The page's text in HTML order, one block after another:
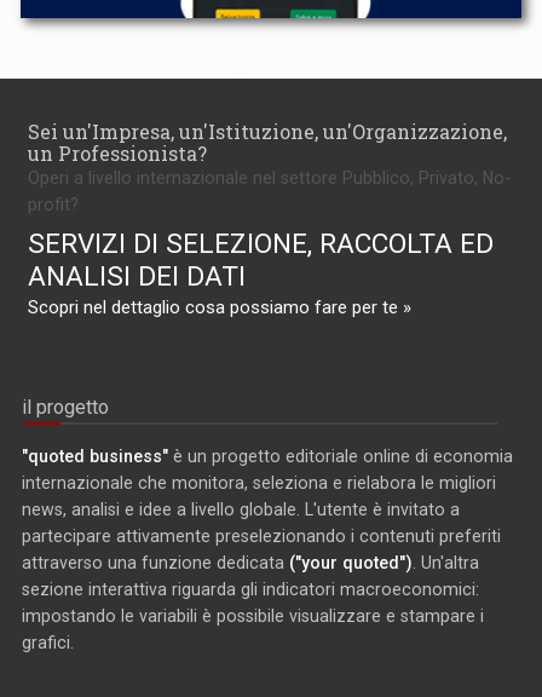
Sei un'Impresa, un'Istituzione, un'Organizzazione,
un Professionista?
Operi a livello internazionale nel settore Pubblico, Privato, No-
profit?
SERVIZI DI SELEZIONE, RACCOLTA ED
ANALISI DEI DATI
Scopri nel dettaglio cosa possiamo fare per te »
il progetto
"quoted business" è un progetto editoriale online di economia
internazionale che monitora, seleziona e rielabora le migliori
news, analisi e idee a livello globale. L'utente è invitato a
partecipare attivamente preselezionando i contenuti preferiti
attraverso una funzione dedicata ("your quoted"). Un'altra
sezione interattiva riguarda gli indicatori macroeconomici:
impostando le variabili è possibile visualizzare e stampare i
grafici.